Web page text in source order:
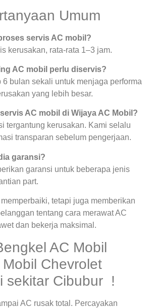
Umum
servis AC mobil?
kerusakan, rata-rata 1–3 jam.
AC mobil perlu diservis?
6 bulan sekali untuk menjaga performa
yang lebih besar.
AC mobil di Wijaya AC Mobil?
tergantung kerusakan. Kami selalu
transparan sebelum pengerjaan.
garansi?
garansi untuk beberapa jenis
part.
tetapi juga memberikan
tentang cara merawat AC
dan bekerja maksimal.
AC Mobil
Chevrolet
sekitar Cibubur !
AC rusak total. Percayakan